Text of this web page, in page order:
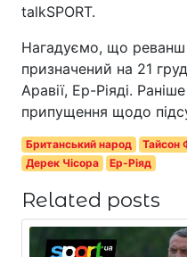
talkSPORT.
Нагадуємо, що
призначений на 21
Аравії, Ер-Ріяді.
припущення щодо
Британський народ Тайсон
Дерек Чісора
Ер-Ріяд
Related posts